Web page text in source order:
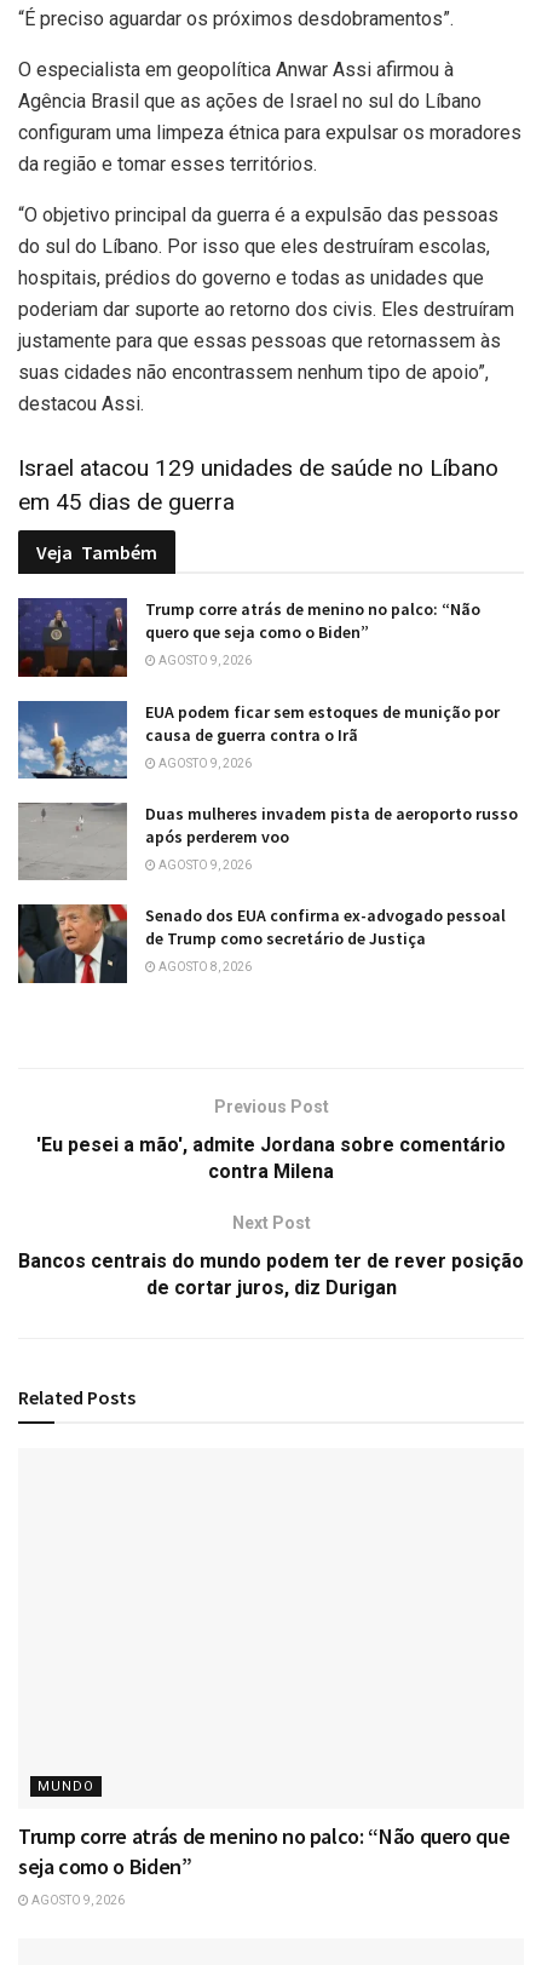
“É preciso aguardar os próximos desdobramentos”.
O especialista em geopolítica Anwar Assi afirmou à
Agência Brasil que as ações de Israel no sul do Líbano
configuram uma limpeza étnica para expulsar os moradores
da região e tomar esses territórios.
“O objetivo principal da guerra é a expulsão das pessoas
do sul do Líbano. Por isso que eles destruíram escolas,
hospitais, prédios do governo e todas as unidades que
poderiam dar suporte ao retorno dos civis. Eles destruíram
justamente para que essas pessoas que retornassem às
suas cidades não encontrassem nenhum tipo de apoio”,
destacou Assi.
Israel atacou 129 unidades de saúde no Líbano
em 45 dias de guerra
Veja Também
Trump corre atrás de menino no palco: “Não
quero que seja como o Biden”
AGOSTO 9, 2026
EUA podem ficar sem estoques de munição por
causa de guerra contra o Irã
AGOSTO 9, 2026
Duas mulheres invadem pista de aeroporto russo
após perderem voo
AGOSTO 9, 2026
Senado dos EUA confirma ex-advogado pessoal
de Trump como secretário de Justiça
AGOSTO 8, 2026
Previous Post
'Eu pesei a mão', admite Jordana sobre comentário
contra Milena
Next Post
Bancos centrais do mundo podem ter de rever posição
de cortar juros, diz Durigan
Related Posts
MUNDO
Trump corre atrás de menino no palco: “Não quero que
seja como o Biden”
AGOSTO 9, 2026